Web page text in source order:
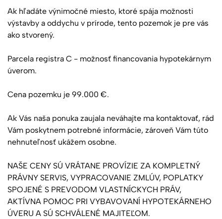
Ak hľadáte výnimočné miesto, ktoré spája možnosti
výstavby a oddychu v prírode, tento pozemok je pre vás
ako stvorený.
Parcela registra C - možnosť financovania hypotekárnym
úverom.
Cena pozemku je 99.000 €.
Ak Vás naša ponuka zaujala neváhajte ma kontaktovať, rád
Vám poskytnem potrebné informácie, zároveň Vám túto
nehnuteľnosť ukážem osobne.
NAŠE CENY SÚ VRÁTANE PROVÍZIE ZA KOMPLETNÝ
PRÁVNY SERVIS, VYPRACOVANIE ZMLÚV, POPLATKY
SPOJENÉ S PREVODOM VLASTNÍCKYCH PRÁV,
AKTÍVNA POMOC PRI VYBAVOVANÍ HYPOTEKÁRNEHO
ÚVERU A SÚ SCHVÁLENÉ MAJITEĽOM.